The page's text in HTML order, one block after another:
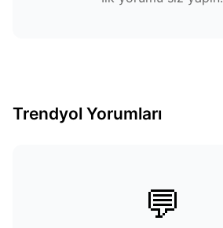
Trendyol Yorumları
💬